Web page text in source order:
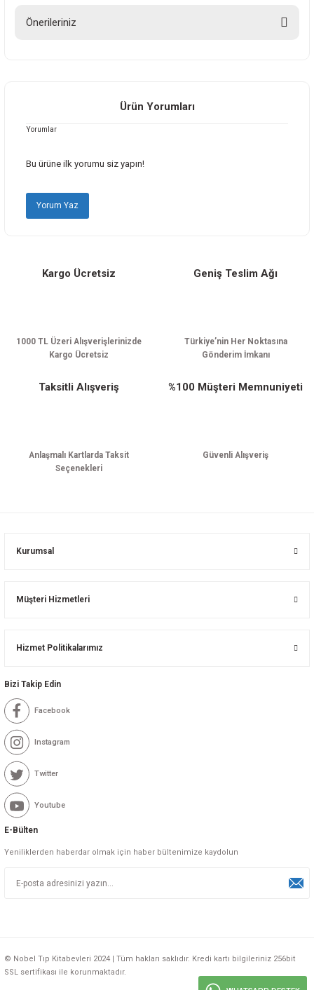
Önerileriniz
Ürün resmi kalitesiz, bozuk veya görüntülenemiyor.
Ürün bilgilerinde hatalar bulunuyor.
Bu ürüne benzer farklı alternatifler olmalı.
Ürün Yorumları
Yorumlar
Bu ürüne ilk yorumu siz yapın!
Yorum Yaz
Kargo Ücretsiz
1000 TL Üzeri Alışverişlerinizde
Kargo Ücretsiz
Geniş Teslim Ağı
Türkiye’nin Her Noktasına
Gönderim İmkanı
Taksitli Alışveriş
Anlaşmalı Kartlarda Taksit
Seçenekleri
%100 Müşteri Memnuniyeti
Güvenli Alışveriş
Kurumsal
Müşteri Hizmetleri
Hizmet Politikalarımız
Bizi Takip Edin
Facebook
Instagram
Twitter
Youtube
E-Bülten
Yeniliklerden haberdar olmak için haber bültenimize kaydolun
© Nobel Tıp Kitabevleri 2024 | Tüm hakları saklıdır. Kredi kartı bilgileriniz 256bit
SSL sertifikası ile korunmaktadır.